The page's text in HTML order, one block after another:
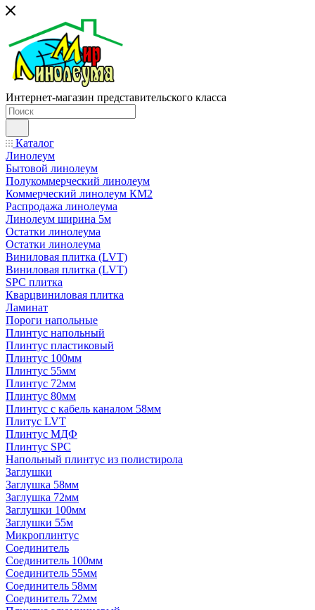
Интернет-магазин представительского класса
Каталог
Линолеум
Бытовой линолеум
Полукоммерческий линолеум
Коммерческий линолеум КМ2
Распродажа линолеума
Линолеум ширина 5м
Остатки линолеума
Остатки линолеума
Виниловая плитка (LVT)
Виниловая плитка (LVT)
SPC плитка
Кварцвиниловая плитка
Ламинат
Пороги напольные
Плинтус напольный
Плинтус пластиковый
Плинтус 100мм
Плинтус 55мм
Плинтус 72мм
Плинтус 80мм
Плинтус с кабель каналом 58мм
Плитус LVT
Плинтус МДФ
Плинтус SPC
Напольный плинтус из полистирола
Заглушки
Заглушка 58мм
Заглушка 72мм
Заглушки 100мм
Заглушки 55м
Микроплинтус
Соединитель
Соединитель 100мм
Соединитель 55мм
Соединитель 58мм
Соединитель 72мм